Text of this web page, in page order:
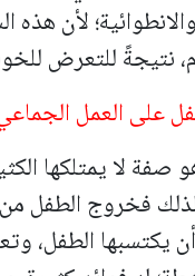
لأن
نتيجةً للتعرض
على العمل
صفة لا يمتلكها
فخروج الطفل
الطفل،